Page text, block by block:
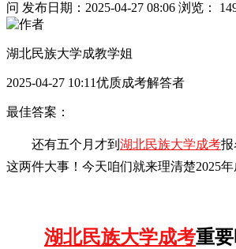
问 发布日期：2025-04-27 08:06 浏览：
湖北民族大学成教学姐
2025-04-27 10:11优质成考解答者
最佳答案：
还有五个月才到 湖北民族大学成考报
这两件大事！今天咱们就来理清楚2025
湖北民族大学成考重